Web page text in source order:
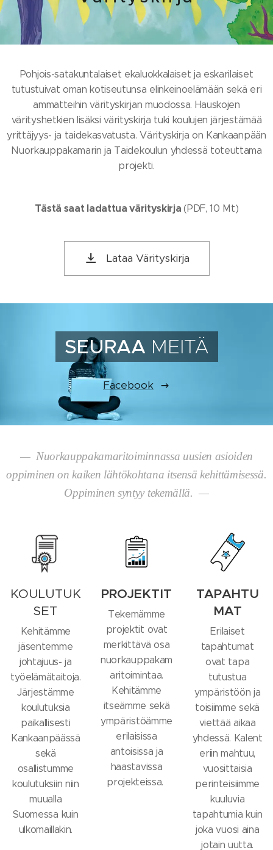
Pohjois-satakuntalaiset ekaluokkalaiset ja eskarilaiset
tutustuivat oman kotiseutunsa elinkeinoelämään sekä eri
ammatteihin värityskirjan muodossa. Hauskojen
värityshetkien lisäksi värityskirja tuki koulujen järjestämää
yrittäjyys- ja taidekasvatusta. Värityskirja on Kankaanpään
Nuorkauppakamarin ja Taidekoulun yhdessä toteuttama
projekti.
Tästä saat ladattua värityskirja(PDF, 10 Mt)
Lataa Värityskirja
SEURAA MEITÄ
Facebook
— Nuorkauppakamaritoiminnassa uusien asioiden
oppiminen on kaiken lähtökohtana itsensä kehittämisessä.
Oppiminen syntyy tekemällä. —
KOULUTUK
SET
Kehitämme
jäsentemme
johtajuus- ja
työelämätaitoja.
Järjestämme
koulutuksia
paikallisesti
Kankaanpäässä
sekä
osallistumme
koulutuksiin niin
muualla
Suomessa kuin
ulkomaillakin.
PROJEKTIT
Tekemämme
projektit ovat
merkittävä osa
nuorkauppakam
aritoimintaa.
Kehitämme
itseämme sekä
ympäristöämme
erilaisissa
antoisissa ja
haastavissa
projekteissa.
TAPAHTU
MAT
Erilaiset
tapahtumat
ovat tapa
tutustua
ympäristöön ja
toisiimme sekä
viettää aikaa
yhdessä. Kalent
eriin mahtuu,
vuosittaisia
perinteisiimme
kuuluvia
tapahtumia kuin
joka vuosi aina
jotain uutta.